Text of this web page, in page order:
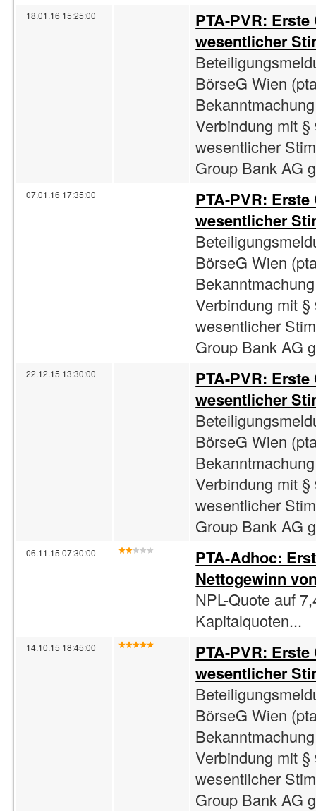
18.01.16 15:25:00
PTA-PVR:
wesentlicher
BörseG Wien
Verbindung mit
wesentlicher
Group Bank AG
07.01.16 17:35:00
PTA-PVR:
wesentlicher
BörseG Wien
Verbindung mit
wesentlicher
Group Bank AG
22.12.15 13:30:00
PTA-PVR:
wesentlicher
BörseG Wien
Verbindung mit
wesentlicher
Group Bank AG
06.11.15 07:30:00
PTA-Adhoc:
Nettogewinn
NPL-Quote auf
Kapitalquoten...
14.10.15 18:45:00
PTA-PVR:
wesentlicher
BörseG Wien
Verbindung mit
wesentlicher
Group Bank AG